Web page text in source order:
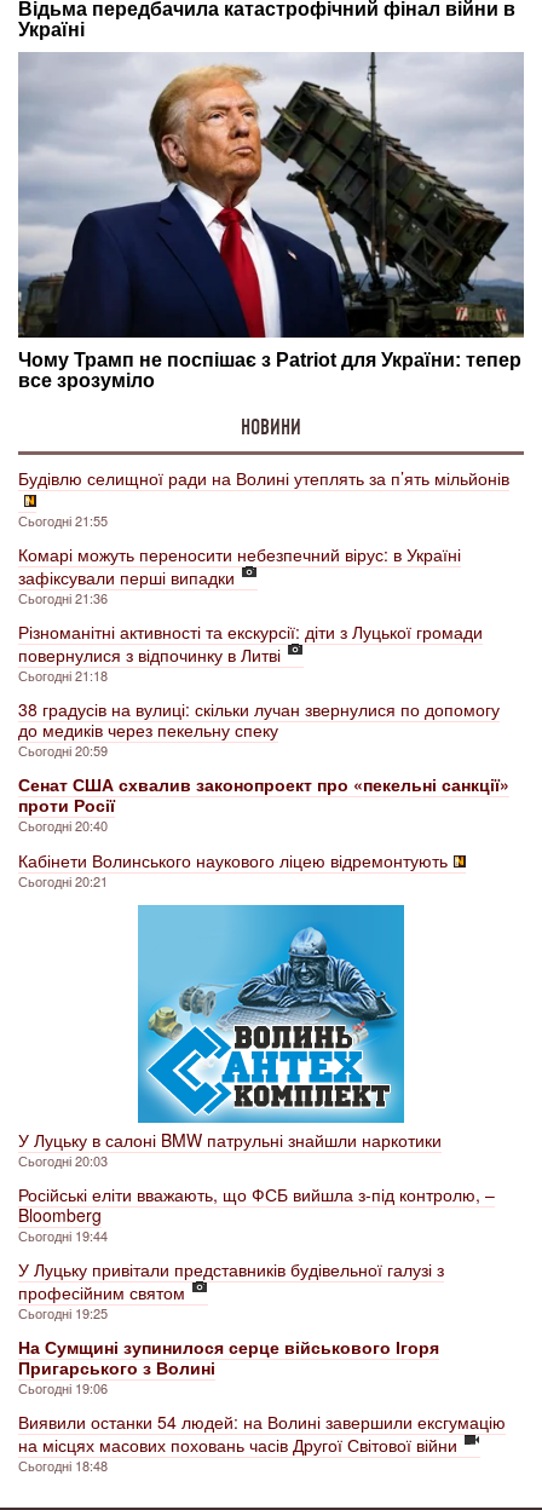
НОВИНИ
Будівлю селищної ради на Волині утеплять за п’ять мільйонів
Сьогодні 21:55
Комарі можуть переносити небезпечний вірус: в Україні
зафіксували перші випадки
Сьогодні 21:36
Різноманітні активності та екскурсії: діти з Луцької громади
повернулися з відпочинку в Литві
Сьогодні 21:18
38 градусів на вулиці: скільки лучан звернулися по допомогу
до медиків через пекельну спеку
Сьогодні 20:59
Сенат США схвалив законопроект про «пекельні санкції»
проти Росії
Сьогодні 20:40
Кабінети Волинського наукового ліцею відремонтують
Сьогодні 20:21
У Луцьку в салоні BMW патрульні знайшли наркотики
Сьогодні 20:03
Російські еліти вважають, що ФСБ вийшла з-під контролю, –
Bloomberg
Сьогодні 19:44
У Луцьку привітали представників будівельної галузі з
професійним святом
Сьогодні 19:25
На Сумщині зупинилося серце військового Ігоря
Пригарського з Волині
Сьогодні 19:06
Виявили останки 54 людей: на Волині завершили ексгумацію
на місцях масових поховань часів Другої Світової війни
Сьогодні 18:48